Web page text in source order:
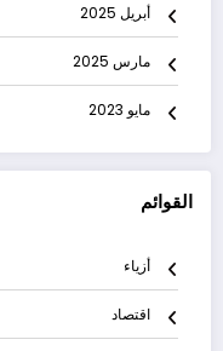
أبريل 2025
مارس 2025
مايو 2023
القوائم
أزياء
اقتصاد